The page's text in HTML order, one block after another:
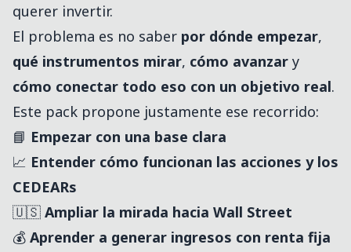
querer invertir.
El problema es no saber por dónde empezar,
qué instrumentos mirar, cómo avanzar y
cómo conectar todo eso con un objetivo real.
Este pack propone justamente ese recorrido:
📘 Empezar con una base clara
📈 Entender cómo funcionan las acciones y los
CEDEARs
🇺🇸 Ampliar la mirada hacia Wall Street
💰 Aprender a generar ingresos con renta fija